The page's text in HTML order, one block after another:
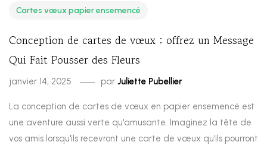
Cartes vœux papier ensemencé
Conception de cartes de vœux : offrez un Message
Qui Fait Pousser des Fleurs
janvier 14, 2025 par Juliette Pubellier
La conception de cartes de vœux en papier ensemencé est
une aventure aussi verte qu'amusante. Imaginez la tête de
vos amis lorsqu'ils recevront une carte de vœux qu'ils pourront